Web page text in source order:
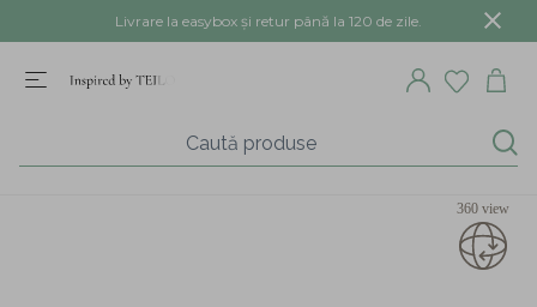
Livrare la easybox și retur până la 120 de zile.
360 view